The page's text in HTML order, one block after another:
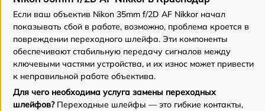
Если ваш объектив Nikon 35mm f/2D AF Nikkor начал
показывать сбой в работе, возможно, проблема кроется в
повреждении переходного шлейфа. Эти компоненты
обеспечивают стабильную передачу сигналов между
ключевыми частями устройства, и их износ может привести
к неправильной работе объектива.
Для чего необходима услуга замены переходных
шлейфов?Переходные шлейфы — это гибкие контакты,